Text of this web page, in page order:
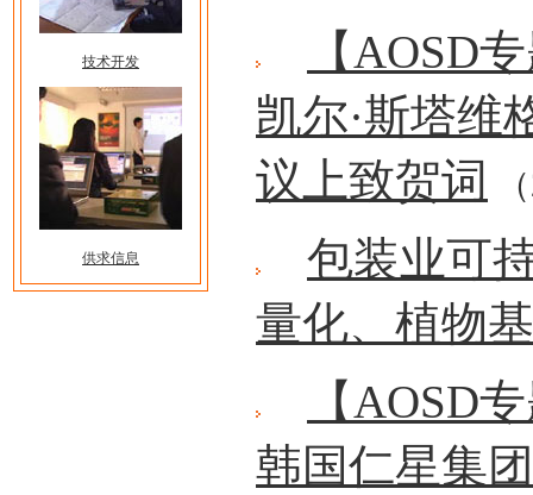
技术开发
供求信息
【AOSD
凯尔·斯塔维
议上致贺词
包装业可
量化、植物
【AOSD
韩国仁星集